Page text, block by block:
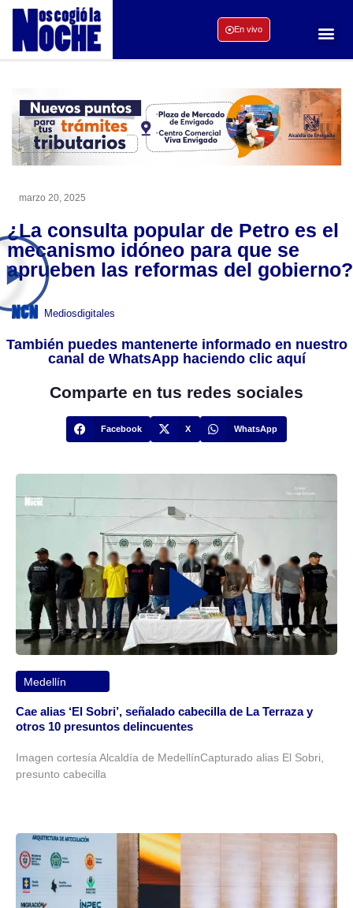
En vivo
marzo 20, 2025
¿La consulta popular de Petro es el
mecanismo idóneo para que se
aprueben las reformas del gobierno?
Mediosdigitales
También puedes mantenerte informado en nuestro
canal de WhatsApp haciendo clic aquí
Comparte en tus redes sociales
Facebook X WhatsApp
Medellín
Cae alias ‘El Sobri’, señalado cabecilla de La Terraza y
otros 10 presuntos delincuentes
Imagen cortesía Alcaldía de MedellínCapturado alias El Sobri,
presunto cabecilla